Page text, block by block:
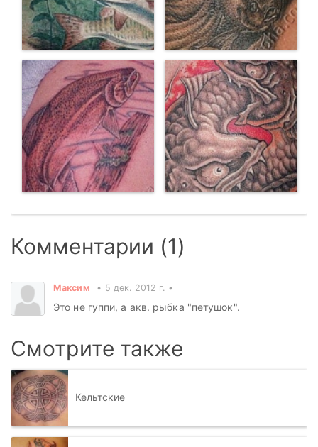
Комментарии (1)
Максим 5 дек. 2012 г.
Это не гуппи, а акв. рыбка "петушок".
Смотрите также
Кельтские